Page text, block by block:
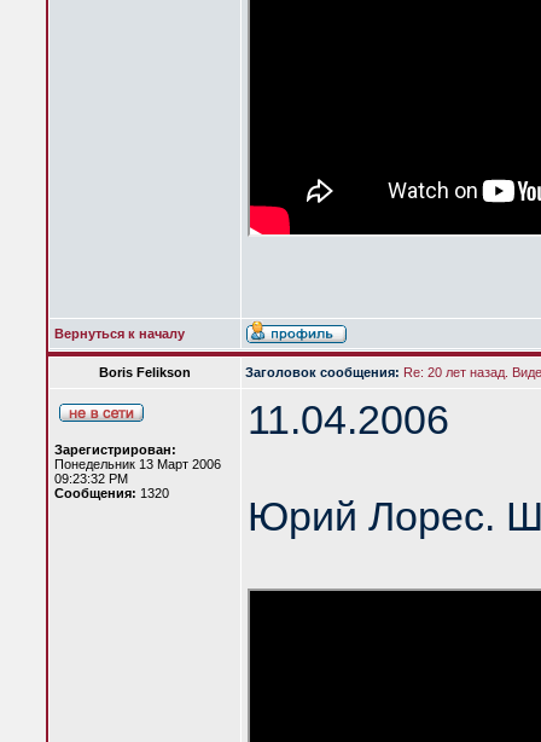
Вернуться к началу
Boris Felikson Заголовок сообщения: Re: 20 лет назад.
Зарегистрирован:
Понедельник 13 Март 2006
09:23:32 PM
Сообщения: 1320
11.04.2006
Юрий Лорес.